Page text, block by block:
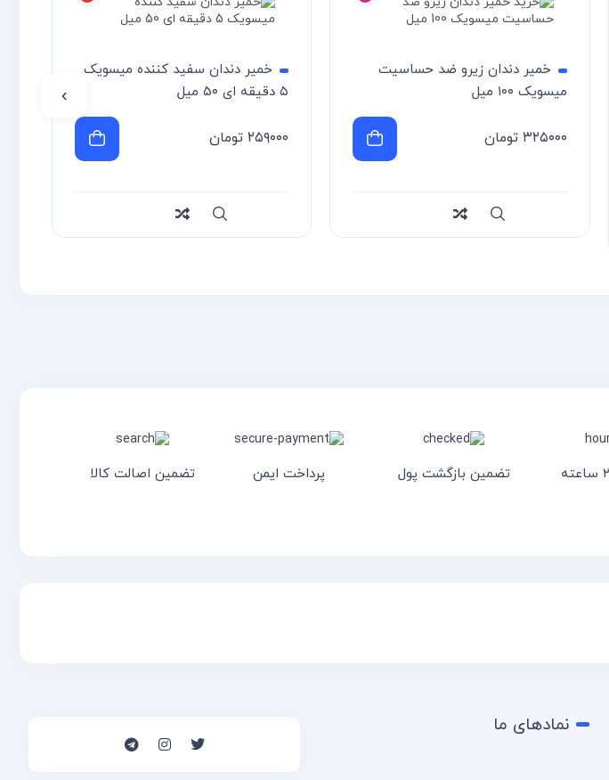
خمیر دندان زیرو ضد حساسیت
میسویک ۱۰۰ میل
۳۲۵۰۰۰ تومان
Compare
خمیر دندان سفید کننده میسویک
۵ دقیقه ای ۵۰ میل
۲۵۹۰۰۰ تومان
Compare
›
تضمین بازگشت پول پرداخت ایمن تضمین اصالت کالا
نمادهای ما